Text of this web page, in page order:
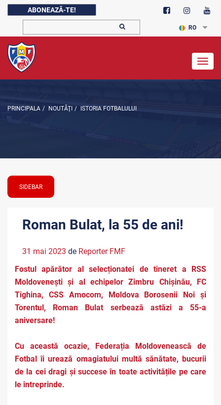
ABONEAZĂ-TE!
RO
PRINCIPALA / NOUTĂŢI / ISTORIA FOTBALULUI
SIDEBAR
Roman Bulat, la 55 de ani!
31 mai 2023 de Reporter FMF
Fostul apărător al selecționatei de tineret a RSS
Moldovenești și al echipelor Zimbru Chișinău, FC
Tighina, CSS Amocom, Moldova Borosenii Noi și
Torentul, Roman Bulat serbează astăzi a 55-a
aniversare!
Cu această ocazie, Federația Moldovenească de
Fotbal îi urează omagiatului multă sănătate, bucurii
de la cei dragi și succese în toate activitățile pe care
le întreprinde.